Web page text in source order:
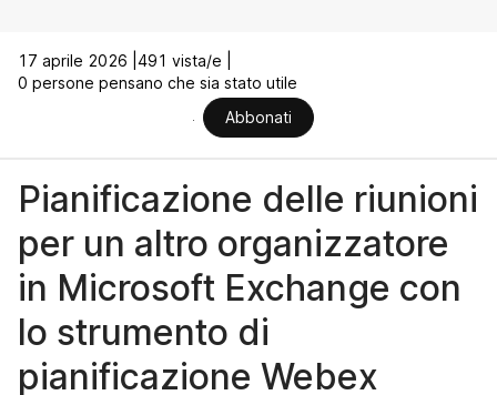
17 aprile 2026 | 491 vista/e |
0 persone pensano che sia stato utile
Abbonati
Pianificazione delle riunioni
per un altro organizzatore
in Microsoft Exchange con
lo strumento di
pianificazione Webex